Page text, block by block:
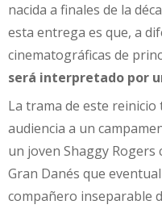
nacida a finales de la
esta entrega es que, a
cinematográficas de
será interpretado por
La trama de este
audiencia a un
un joven Shaggy
Gran Danés que
compañero inseparable